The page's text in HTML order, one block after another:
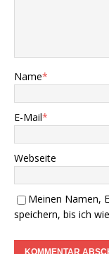
Name*
E-Mail*
Webseite
Meinen Namen,
speichern, bis ich